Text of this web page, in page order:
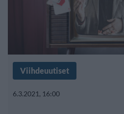
Viihdeuutiset
6.3.2021, 16:00